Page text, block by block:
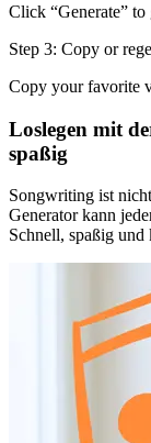
Click “Generate”
Step 3: Copy or
Copy your favorite
Loslegen mit
spaßig
Songwriting ist
Generator kann
Schnell, spaßig und